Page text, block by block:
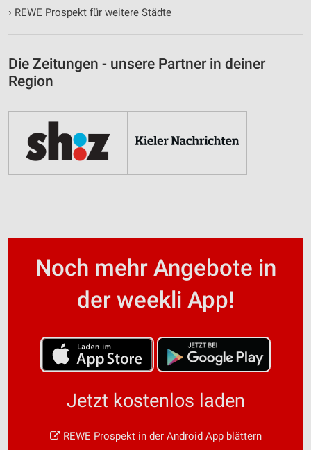
› REWE Prospekt für weitere Städte
Die Zeitungen - unsere Partner in deiner
Region
Noch mehr Angebote in
der weekli App!
Jetzt kostenlos laden
REWE Prospekt in der Android App blättern